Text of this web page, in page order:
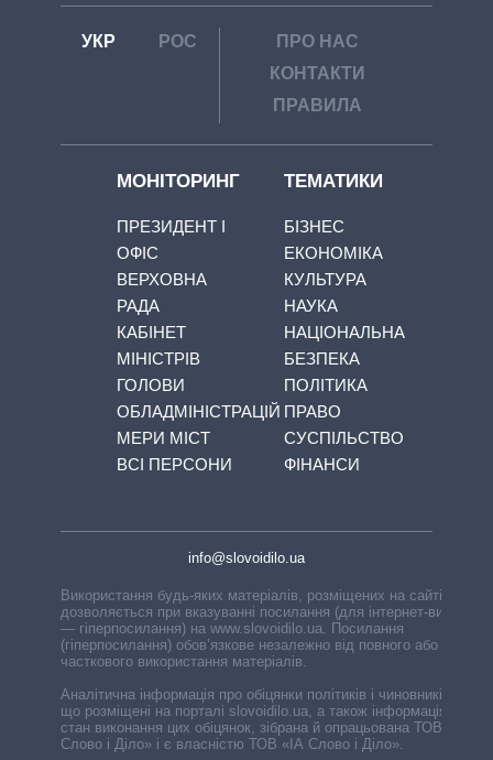
УКР РОС
ПРО НАС
КОНТАКТИ
ПРАВИЛА
МОНІТОРИНГ
ПРЕЗИДЕНТ І
ОФІС
ВЕРХОВНА
РАДА
КАБІНЕТ
МІНІСТРІВ
ГОЛОВИ
ОБЛАДМІНІСТРАЦІЙ
МЕРИ МІСТ
ВСІ ПЕРСОНИ
ТЕМАТИКИ
БІЗНЕС
ЕКОНОМІКА
КУЛЬТУРА
НАУКА
НАЦІОНАЛЬНА
БЕЗПЕКА
ПОЛІТИКА
ПРАВО
СУСПІЛЬСТВО
ФІНАНСИ
info@slovoidilo.ua
Використання будь-яких матеріалів, розміщених на сайті,
дозволяється при вказуванні посилання (для інтернет-видань
— гіперпосилання) на www.slovoidilo.ua. Посилання
(гіперпосилання) обов’язкове незалежно від повного або
часткового використання матеріалів.
Аналітична інформація про обіцянки політиків і чиновників,
що розміщені на порталі slovoidilo.ua, а також інформація про
стан виконання цих обіцянок, зібрана й опрацьована ТОВ «ІА
Слово і Діло» і є власністю ТОВ «ІА Слово і Діло».